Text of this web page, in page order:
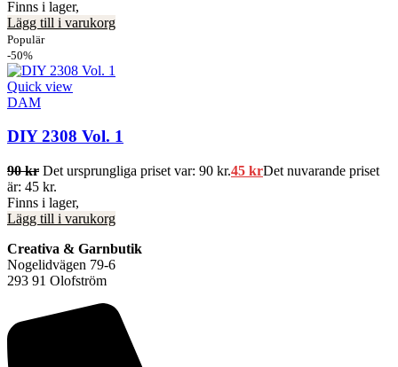
Finns i lager,
Lägg till i varukorg
Populär
-50%
Quick view
DAM
DIY 2308 Vol. 1
90kr Det ursprungliga priset var: 90 kr.45 krDet nuvarande priset
är: 45 kr.
Finns i lager,
Lägg till i varukorg
Creativa & Garnbutik
Nogelidvägen 79-6
293 91 Olofström